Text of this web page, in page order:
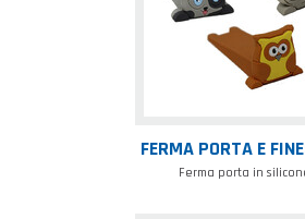
FERMA PORTA E
Ferma porta in